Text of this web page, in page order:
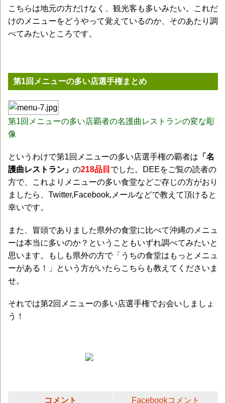
こちらは地元の方だけなく、観光客も多いみたい。これだ
けのメニューをどうやって覚えているのか、そのあたり調
べてみたいところです。
第1回メニューの多い店選手権まとめ
第1回メニューの多い店覇者の名護曲レストランの変な彫
像
というわけで第1回メニューの多い店選手権の覇者は 「名
護曲レストラン」 の218品目 でした。DEEをご覧の読者の
方で、これよりメニューの多い食堂などご存じの方がおり
ましたら、Twitter,Facebook,メールなどで教えて頂けると
幸いです。
また、冒頭でありました県外の食堂に比べて沖縄のメニュ
ーは本当に多いのか？ということもいずれ調べてみたいと
思います。もしも県外の方で「うちの食堂はもっとメニュ
ーがある！」という方がいたらこちらも教えてくださいま
せ。
それでは第2回メニューの多い店選手権でお会いしましょ
う！
コメント Facebookコメント